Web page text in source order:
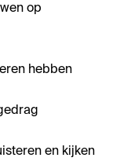
op
hebben
en kijken